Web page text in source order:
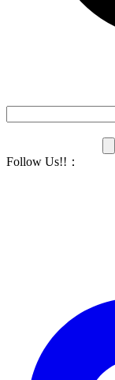
Follow Us!! ：